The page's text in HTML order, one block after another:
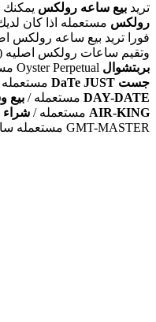
تريد بيع ساعه رولكس يمكنك
رولكس مستعمله اذا كان
فورا تريد بيع ساعه رولكس
وتقيم ساعات رولكس اصليه
بربتشوال
جست DaTe JUST
DAY-DATE مستعمله / بيع
AIR-KING مستعمله / شراء
GMT-MASTER مستعمله ساعه رولكس